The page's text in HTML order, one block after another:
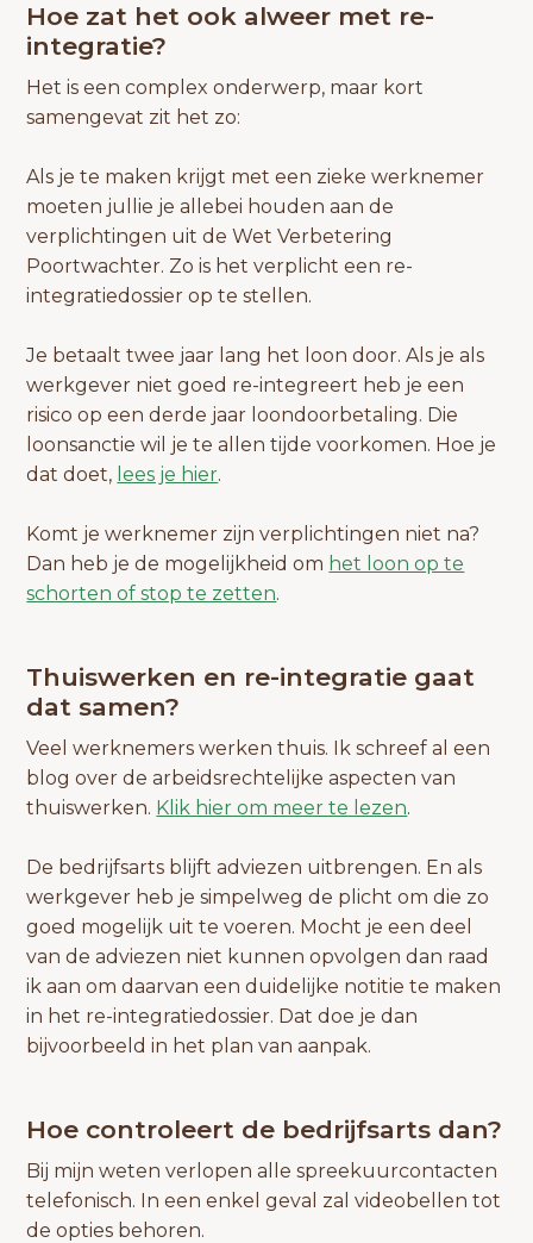
Hoe zat het ook alweer met re-
integratie?
Het is een complex onderwerp, maar kort
samengevat zit het zo:
Als je te maken krijgt met een zieke werknemer
moeten jullie je allebei houden aan de
verplichtingen uit de Wet Verbetering
Poortwachter. Zo is het verplicht een re-
integratiedossier op te stellen.
Je betaalt twee jaar lang het loon door. Als je als
werkgever niet goed re-integreert heb je een
risico op een derde jaar loondoorbetaling. Die
loonsanctie wil je te allen tijde voorkomen. Hoe je
dat doet, lees je hier.
Komt je werknemer zijn verplichtingen niet na?
Dan heb je de mogelijkheid om het loon op te
schorten of stop te zetten.
Thuiswerken en re-integratie gaat
dat samen?
Veel werknemers werken thuis. Ik schreef al een
blog over de arbeidsrechtelijke aspecten van
thuiswerken. Klik hier om meer te lezen.
De bedrijfsarts blijft adviezen uitbrengen. En als
werkgever heb je simpelweg de plicht om die zo
goed mogelijk uit te voeren. Mocht je een deel
van de adviezen niet kunnen opvolgen dan raad
ik aan om daarvan een duidelijke notitie te maken
in het re-integratiedossier. Dat doe je dan
bijvoorbeeld in het plan van aanpak.
Hoe controleert de bedrijfsarts dan?
Bij mijn weten verlopen alle spreekuurcontacten
telefonisch. In een enkel geval zal videobellen tot
de opties behoren.